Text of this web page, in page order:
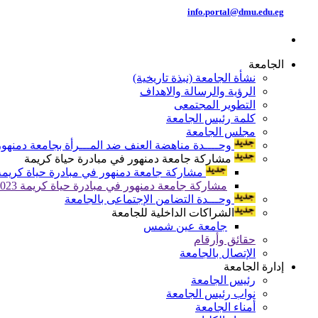
info.portal@dmu.edu.eg
الجامعة
نشأة الجامعة (نبذة تاريخية)
الرؤية والرسالة والاهداف
التطوير المجتمعى
كلمة رئيس الجامعة
مجلس الجامعة
وحــــدة مناهضة العنف ضد المـــرأة بجامعة
مشاركة جامعة دمنهور في مبادرة حياة كريمة
مشاركة جامعة دمنهور في مبادرة حياة كريمة
مشاركة جامعة دمنهور في مبادرة حياة كريمة 2023
وحـــدة التضامن الإجتماعى بالجامعة
الشراكات الداخلية للجامعة
جامعة عين شمس
حقائق وأرقام
الإتصال بالجامعة
إدارة الجامعة
رئيس الجامعة
نواب رئيس الجامعة
أمناء الجامعة